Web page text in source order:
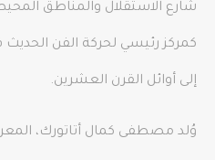
شارع الاستقلال والمناطق
كمركز رئيسي لحركة الفن الحديث
إلى أوائل القرن العشرين.
وُلد مصطفى كمال أتاتورك،